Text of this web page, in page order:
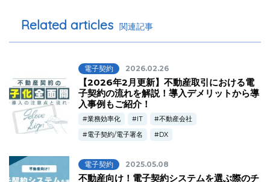
Related articles 関連記事
電子契約 2026.02.26
【2026年2月更新】不動産取引における電
子契約の流れを解説！導入デメリットから導
入事例もご紹介！
業務効率化 IT
不動産会社
電子契約/電子署名
DX
電子契約 2025.05.08
不動産向け！電子契約システムを選ぶ際のチ